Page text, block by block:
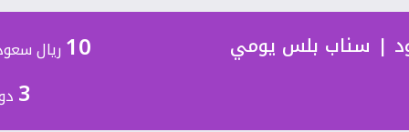
| سناب بلس يومي 10 ريال
3